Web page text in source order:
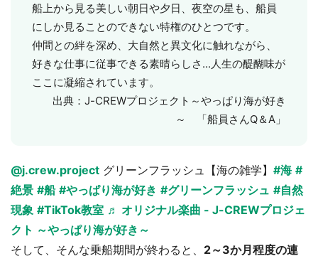
船上から見る美しい朝日や夕日、夜空の星も、船員
にしか見ることのできない特権のひとつです。
仲間との絆を深め、大自然と異文化に触れながら、
好きな仕事に従事できる素晴らしさ...人生の醍醐味が
ここに凝縮されています。
出典：J-CREWプロジェクト～やっぱり海が好き
～ 「船員さんQ＆A」
@j.crew.project グリーンフラッシュ【海の雑学】 #海 #
絶景 #船 #やっぱり海が好き #グリーンフラッシュ #自然
現象 #TikTok教室 ♬ オリジナル楽曲 - J-CREWプロジェ
クト ～やっぱり海が好き～
そして、そんな乗船期間が終わると、 2～3か月程度の連